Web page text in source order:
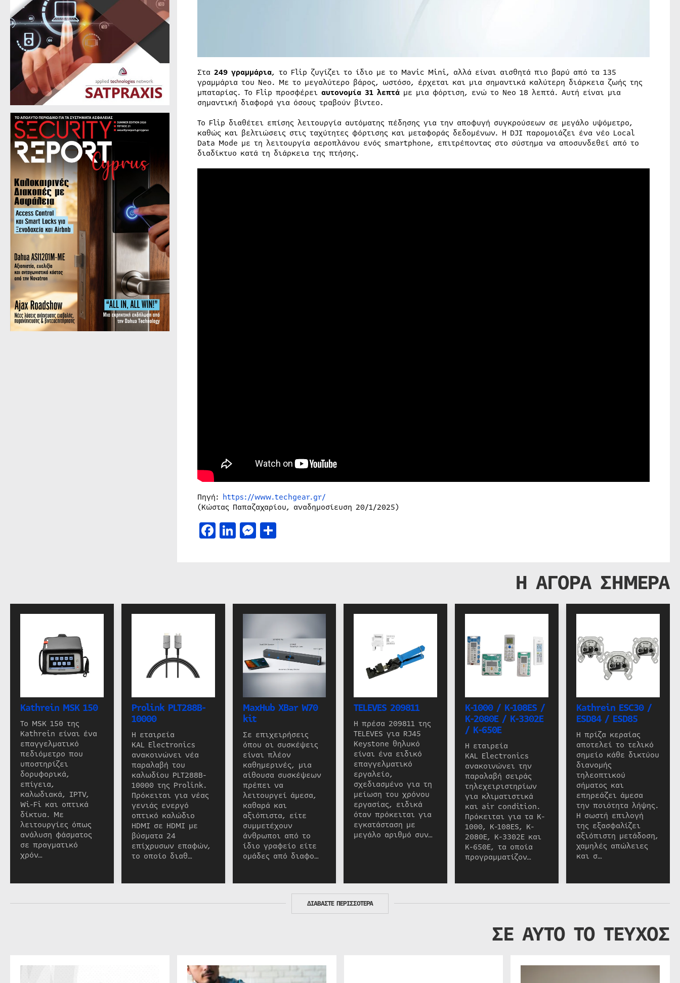
Στα 249 γραμμάρια, το Flip ζυγίζει το ίδιο με το Mavic Mini, αλλά είναι αισθητά πιο βαρύ από τα 135
γραμμάρια του Neo. Με το μεγαλύτερο βάρος, ωστόσο, έρχεται και μια σημαντικά καλύτερη διάρκεια ζωής της
μπαταρίας. Το Flip προσφέρει αυτονομία 31 λεπτάμε μια φόρτιση, ενώ το Neo 18 λεπτά. Αυτή είναι μια
σημαντική διαφορά για όσους τραβούν βίντεο.
Το Flip διαθέτει επίσης λειτουργία αυτόματης πέδησης για την αποφυγή συγκρούσεων σε μεγάλο υψόμετρο,
καθώς και βελτιώσεις στις ταχύτητες φόρτισης και μεταφοράς δεδομένων. Η DJI παρομοιάζει ένα νέο Local
Data Mode με τη λειτουργία αεροπλάνου ενός smartphone, επιτρέποντας στο σύστημα να αποσυνδεθεί από το
διαδίκτυο κατά τη διάρκεια της πτήσης.
Πηγή: https://www.techgear.gr/
(Κώστας Παπαζαχαρίου, αναδημοσίευση 20/1/2025)
Facebook
LinkedIn
Messenger
Μοιραστείτε
Η ΑΓΟΡΑ ΣΗΜΕΡΑ
Kathrein MSK 150
Το MSK 150 της
Kathrein είναι ένα
επαγγελματικό
πεδιόμετρο που
υποστηρίζει
δορυφορικά,
επίγεια,
καλωδιακά, IPTV,
Wi-Fi και οπτικά
δίκτυα. Με
λειτουργίες όπως
ανάλυση φάσματος
σε πραγματικό
χρόν…
Prolink PLT288B-
10000
Η εταιρεία
KAL Electronics
ανακοινώνει νέα
παραλαβή του
καλωδίου PLT288B-
10000 της Prolink.
Πρόκειται για νέας
γενιάς ενεργό
οπτικό καλώδιο
HDMI σε HDMI με
βύσματα 24
επίχρυσων επαφών,
το οποίο διαθ…
MaxHub XBar W70
kit
Σε επιχειρήσεις
όπου οι συσκέψεις
είναι πλέον
καθημερινές, μια
αίθουσα συσκέψεων
πρέπει να
λειτουργεί άμεσα,
καθαρά και
αξιόπιστα, είτε
συμμετέχουν
άνθρωποι από το
ίδιο γραφείο είτε
ομάδες από διαφο…
TELEVES 209811
Η πρέσα 209811 της
TELEVES για RJ45
Keystone θηλυκό
είναι ένα ειδικό
επαγγελματικό
εργαλείο,
σχεδιασμένο για τη
μείωση του χρόνου
εργασίας, ειδικά
όταν πρόκειται για
εγκατάσταση με
μεγάλο αριθμό συν…
K-1000 / K-108ES /
K-2080E / K-3302E
/ K-650E
Η εταιρεία
KAL Electronics
ανακοινώνει την
παραλαβή σειράς
τηλεχειριστηρίων
για κλιματιστικά
και air condition.
Πρόκειται για τα K-
1000, K-108ES, K-
2080E, K-3302E και
K-650E, τα οποία
προγραμματίζον…
Kathrein ESC30 /
ESD84 / ESD85
Η πρίζα κεραίας
αποτελεί το τελικό
σημείο κάθε δικτύου
διανομής
τηλεοπτικού
σήματος και
επηρεάζει άμεσα
την ποιότητα λήψης.
Η σωστή επιλογή
της εξασφαλίζει
αξιόπιστη μετάδοση,
χαμηλές απώλειες
και σ…
ΔΙΑΒΑΣΤΕ ΠΕΡΙΣΣΟΤΕΡΑ
ΣΕ ΑΥΤΟ ΤΟ ΤΕΥΧΟΣ